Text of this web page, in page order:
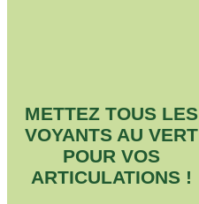
METTEZ TOUS LES
VOYANTS AU VERT
POUR VOS
ARTICULATIONS !